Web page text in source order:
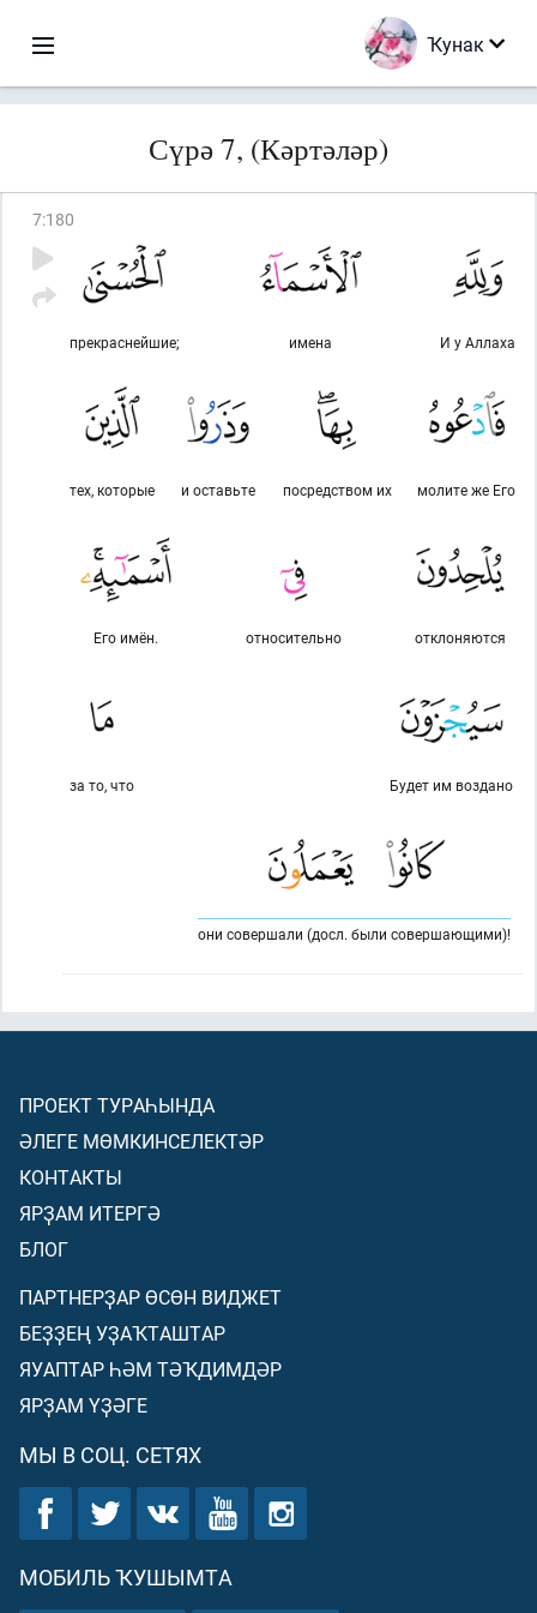
Ҡунак
Сүрә 7, (Кәртәләр)
7:180
И у Аллаха
имена
прекраснейшие;
молите же Его
посредством их
и оставьте
тех, которые
отклоняются
относительно
Его имён.
Будет им воздано
за то, что
они совершали (досл. были совершающими)!
ПРОЕКТ ТУРАҺЫНДА
ӘЛЕГЕ МӨМКИНСЕЛЕКТӘР
КОНТАКТЫ
ЯРҘАМ ИТЕРГӘ
БЛОГ
ПАРТНЕРҘАР ӨСӨН ВИДЖЕТ
БЕҘҘЕҢ УҘАҠТАШТАР
ЯУАПТАР ҺӘМ ТӘҠДИМДӘР
ЯРҘАМ ҮҘӘГЕ
МЫ В СОЦ. СЕТЯХ
МОБИЛЬ ҠУШЫМТА